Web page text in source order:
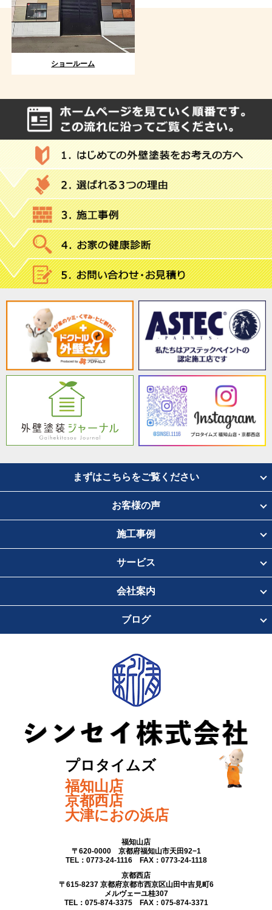
ショールーム
まずはこちらをご覧ください
お客様の声
施工事例
サービス
会社案内
ブログ
プロタイムズ
福知山店
京都西店
大津におの浜店
福知山店
〒620-0000 京都府福知山市天田92−1
TEL：0773-24-1116 FAX：0773-24-1118
京都西店
〒615-8237 京都府京都市西京区山田中吉見町6
メルヴェーユ桂307
TEL：075-874-3375 FAX：075-874-3371